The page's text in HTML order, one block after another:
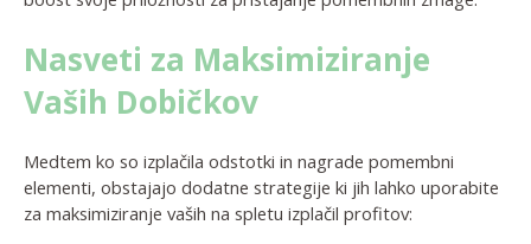
Nasveti za Maksimiziranje
Vaših Dobičkov
Medtem ko so izplačila odstotki in nagrade pomembni
elementi, obstajajo dodatne strategije ki jih lahko uporabite
za maksimiziranje vaših na spletu izplačil profitov: